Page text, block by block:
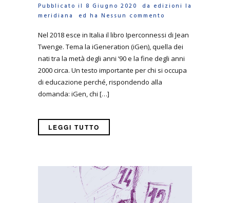
Pubblicato il 8 Giugno 2020 da edizioni la
meridiana
ed ha Nessun commento
Nel 2018 esce in Italia il libro Iperconnessi di Jean
Twenge. Tema la iGeneration (iGen), quella dei
nati tra la metà degli anni ‘90 e la fine degli anni
2000 circa. Un testo importante per chi si occupa
di educazione perché, rispondendo alla
domanda: iGen, chi […]
LEGGI TUTTO